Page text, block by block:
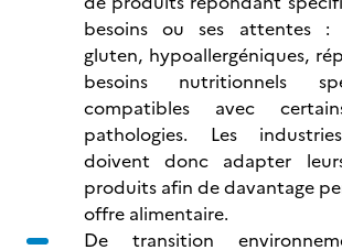
besoins ou ses attentes :
gluten, hypoallergéniques,
besoins nutritionnels
compatibles avec
pathologies. Les
doivent donc adapter
produits afin de davantage
offre alimentaire.
De transition